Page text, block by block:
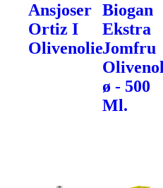
Ansjoser
Ortiz I
Olivenolie
Biogan
Ekstra
Jomfru
ø - 500
Ml.